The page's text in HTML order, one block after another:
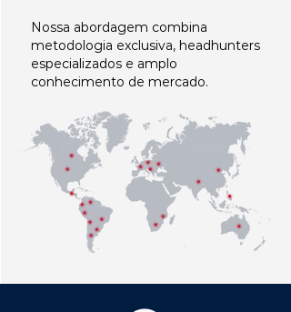
Nossa abordagem combina
metodologia exclusiva, headhunters
especializados e amplo
conhecimento de mercado.